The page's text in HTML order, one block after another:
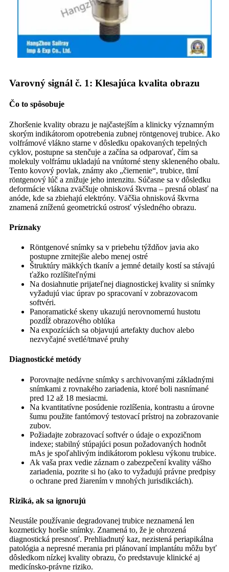
Varovný signál č. 1: Klesajúca kvalita obrazu
Čo to spôsobuje
Zhoršenie kvality obrazu je najčastejším a klinicky významným
skorým indikátorom opotrebenia zubnej röntgenovej trubice. Ako
volfrámové vlákno starne v dôsledku opakovaných tepelných
cyklov, postupne sa stenčuje a začína sa odparovať, čím sa
molekuly volfrámu ukladajú na vnútorné steny skleneného obalu.
Tento kovový povlak, známy ako „čiernenie“, trubice, tlmí
röntgenový lúč a znižuje jeho intenzitu. Súčasne sa v dôsledku
deformácie vlákna zväčšuje ohnisková škvrna – presná oblasť na
anóde, kde sa zbiehajú elektróny. Väčšia ohnisková škvrna
znamená zníženú geometrickú ostrosť výsledného obrazu.
Príznaky
Röntgenové snímky sa v priebehu týždňov javia ako
postupne zrnitejšie alebo menej ostré
Štruktúry mäkkých tkanív a jemné detaily kostí sa stávajú
ťažko rozlíšiteľnými
Na dosiahnutie prijateľnej diagnostickej kvality si snímky
vyžadujú viac úprav po spracovaní v zobrazovacom
softvéri.
Panoramatické skeny ukazujú nerovnomernú hustotu
pozdĺž obrazového oblúka
Na expozíciách sa objavujú artefakty duchov alebo
nezvyčajné svetlé/tmavé pruhy
Diagnostické metódy
Porovnajte nedávne snímky s archivovanými základnými
snímkami z rovnakého zariadenia, ktoré boli nasnímané
pred 12 až 18 mesiacmi.
Na kvantitatívne posúdenie rozlíšenia, kontrastu a úrovne
šumu použite fantómový testovací prístroj na zobrazovanie
zubov.
Požiadajte zobrazovací softvér o údaje o expozičnom
indexe; stabilný stúpajúci posun požadovaných hodnôt
mAs je spoľahlivým indikátorom poklesu výkonu trubice.
Ak vaša prax vedie záznam o zabezpečení kvality vášho
zariadenia, pozrite si ho (ako to vyžadujú právne predpisy
o ochrane pred žiarením v mnohých jurisdikciách).
Riziká, ak sa ignorujú
Neustále používanie degradovanej trubice neznamená len
kozmeticky horšie snímky. Znamená to, že je ohrozená
diagnostická presnosť. Prehliadnutý kaz, nezistená periapikálna
patológia a nepresné merania pri plánovaní implantátu môžu byť
dôsledkom nízkej kvality obrazu, čo predstavuje klinické aj
medicínsko-právne riziko.